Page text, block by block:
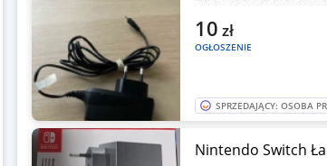
OGŁOSZENIE
10 zł
SPRZEDAJĄCY: OSOBA
Nintendo Switch